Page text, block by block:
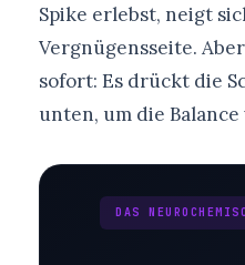
Spike erlebst, neigt
Vergnügensseite.
sofort: Es drückt die
unten, um die
DAS